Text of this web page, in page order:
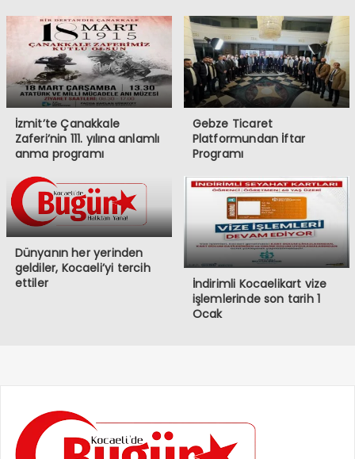
İzmit’te Çanakkale
Zaferi’nin 111. yılına anlamlı
anma programı
Gebze Ticaret
Platformundan İftar
Programı
Dünyanın her yerinden
geldiler, Kocaeli’yi tercih
ettiler
İndirimli Kocaelikart vize
işlemlerinde son tarih 1
Ocak